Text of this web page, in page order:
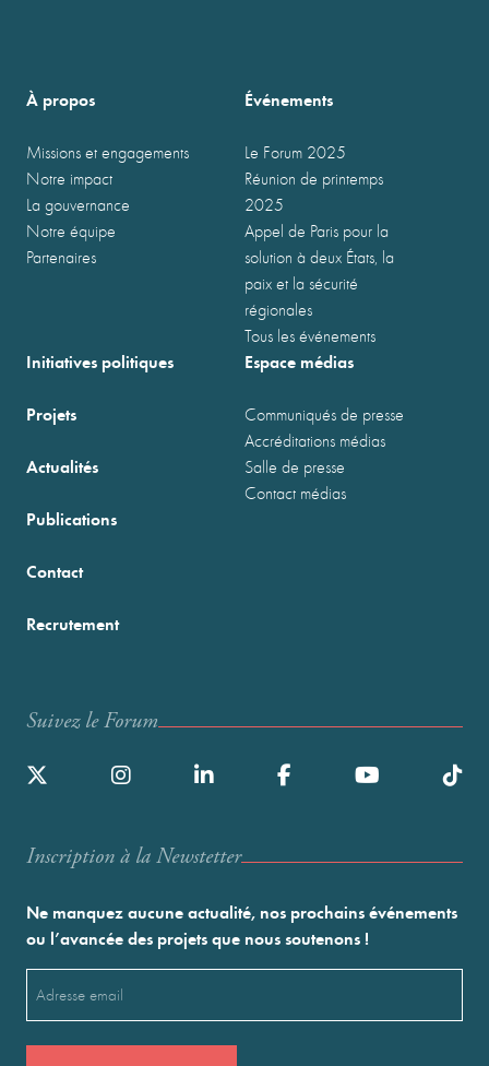
À propos
Missions et engagements
Notre impact
La gouvernance
Notre équipe
Partenaires
Événements
Le Forum 2025
Réunion de printemps
2025
Appel de Paris pour la
solution à deux États, la
paix et la sécurité
régionales
Tous les événements
Initiatives politiques
Projets
Actualités
Publications
Espace médias
Communiqués de presse
Accréditations médias
Salle de presse
Contact médias
Contact
Recrutement
Suivez le Forum
Inscription à la Newstetter
Ne manquez aucune actualité, nos prochains événements
ou l’avancée des projets que nous soutenons !
(Nécessaire)